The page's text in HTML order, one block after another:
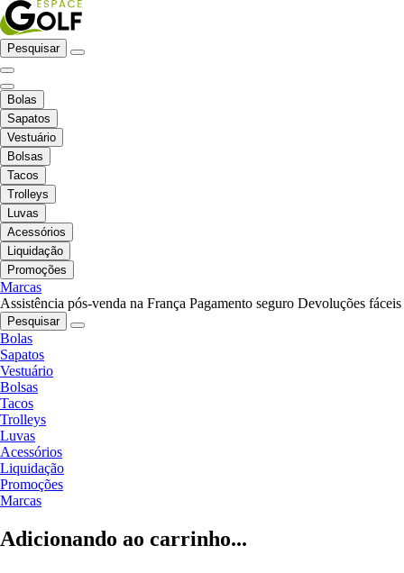
Pesquisar
Bolas
Sapatos
Vestuário
Bolsas
Tacos
Trolleys
Luvas
Acessórios
Liquidação
Promoções
Marcas
Assistência pós-venda na França Pagamento seguro Devoluções fáceis
Pesquisar
Bolas
Sapatos
Vestuário
Bolsas
Tacos
Trolleys
Luvas
Acessórios
Liquidação
Promoções
Marcas
Adicionando ao carrinho...